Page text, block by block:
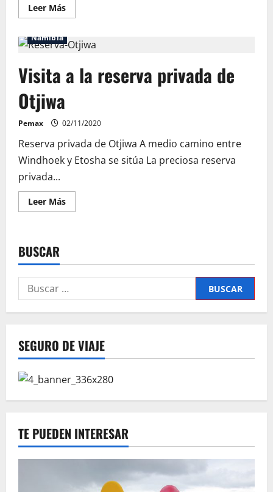
Leer MásLeer
más
Viajar
con
el
Norte
Namibia
Visita a la reserva privada de
Otjiwa
Pemax 02/11/2020
Reserva privada de Otjiwa A medio camino entre
Windhoek y Etosha se sitúa La preciosa reserva
privada...
Leer MásLeer
más
de
BUSCAR
Buscar:
SEGURO DE VIAJE
TE PUEDEN INTERESAR